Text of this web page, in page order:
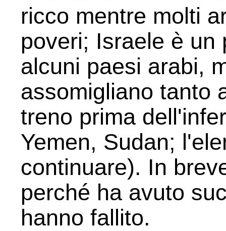
ricco mentre molti
poveri; Israele è un
alcuni paesi arabi,
assomigliano tanto
treno prima
Yemen, Sudan;
continuare). In
perché ha avuto
hanno fallito.